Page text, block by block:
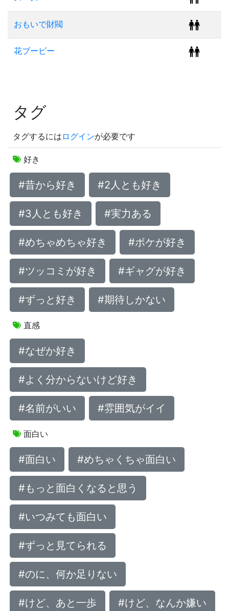
おもいで財閥
花ブービー
タグ
タグするには ログインが必要です
好き
#昔から好き #2人とも好き
#3人とも好き #実力ある
#めちゃめちゃ好き #ボケが好き
#ツッコミが好き #ギャグが好き
#ずっと好き #期待しかない
直感
#なぜか好き
#よく分からないけど好き
#名前がいい #雰囲気がイイ
面白い
#面白い #めちゃくちゃ面白い
#もっと面白くなると思う
#いつみても面白い
#ずっと見てられる
#のに、何か足りない
#けど、あと一歩 #けど、なんか嫌い